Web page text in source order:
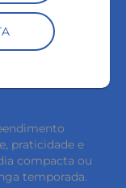
praticidade e
compacta ou
temporada.